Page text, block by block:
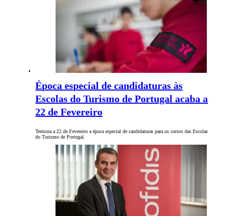
Época especial de candidaturas às
Escolas do Turismo de Portugal acaba a
22 de Fevereiro
Termina a 22 de Fevereiro a época especial de candidaturas para os cursos das Escolas
do Turismo de Portugal.